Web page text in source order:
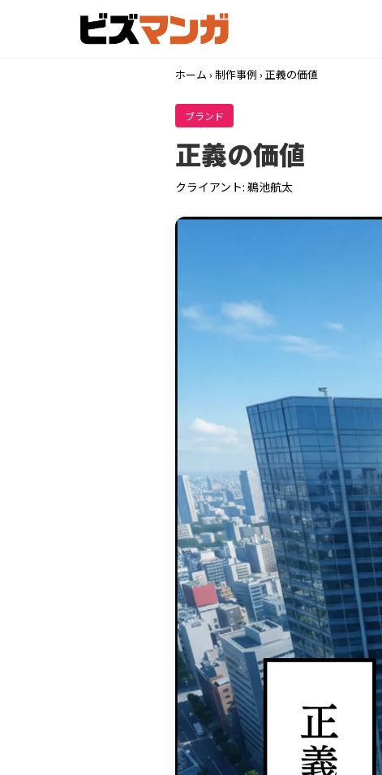
ホーム › 制作事例 › 正義の価値
ブランド
正義の価値
クライアント: 鵜池航太